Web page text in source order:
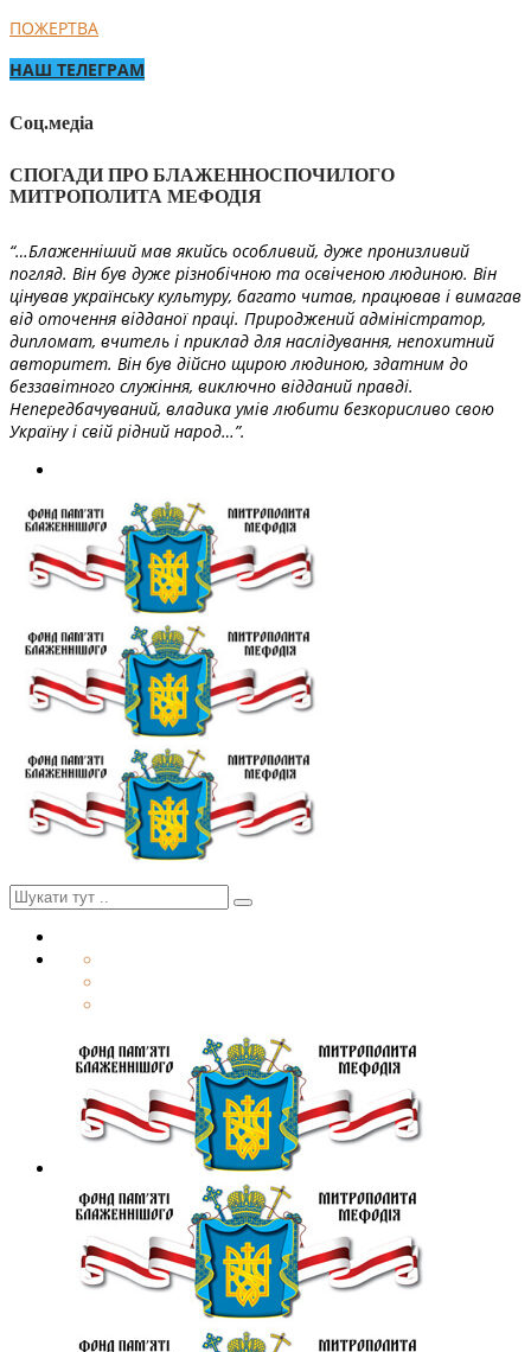
ПОЖЕРТВА
НАШ ТЕЛЕГРАМ
Соц.медіа
СПОГАДИ ПРО БЛАЖЕННОСПОЧИЛОГО
МИТРОПОЛИТА МЕФОДІЯ
“…Блаженніший мав якийсь особливий, дуже пронизливий
погляд. Він був дуже різнобічною та освіченою людиною. Він
цінував українську культуру, багато читав, працював і вимагав
від оточення відданої праці. Природжений адміністратор,
дипломат, вчитель і приклад для наслідування, непохитний
авторитет. Він був дійсно щирою людиною, здатним до
беззавітного служіння, виключно відданий правді.
Непередбачуваний, владика умів любити безкорисливо свою
Україну і свій рідний народ…”.